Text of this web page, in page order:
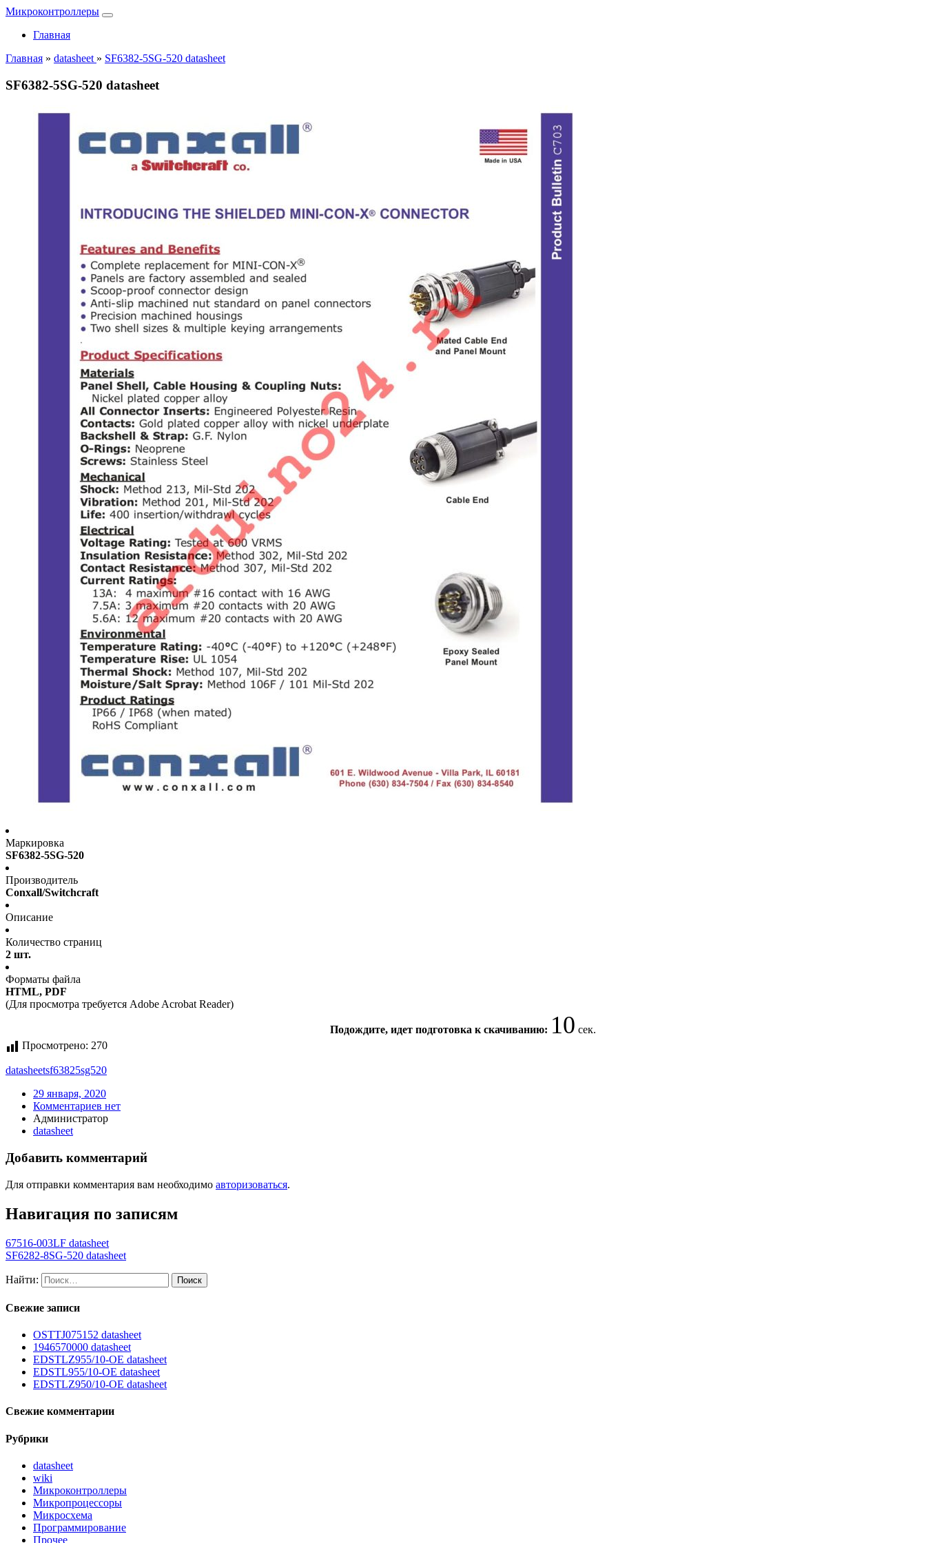
Микроконтроллеры
Главная
Главная » datasheet » SF6382-5SG-520 datasheet
SF6382-5SG-520 datasheet
Маркировка
SF6382-5SG-520
Производитель
Conxall/Switchcraft
Описание
Количество страниц
2 шт.
Форматы файла
HTML, PDF
(Для просмотра требуется Adobe Acrobat Reader)
Подождите, идет подготовка к скачиванию: 10 сек.
Просмотрено: 270
datasheetsf63825sg520
29 января, 2020
Комментариев нет
Администратор
datasheet
Добавить комментарий
Для отправки комментария вам необходимо авторизоваться.
Навигация по записям
67516-003LF datasheet
SF6282-8SG-520 datasheet
Найти:
Свежие записи
OSTTJ075152 datasheet
1946570000 datasheet
EDSTLZ955/10-OE datasheet
EDSTL955/10-OE datasheet
EDSTLZ950/10-OE datasheet
Свежие комментарии
Рубрики
datasheet
wiki
Микроконтроллеры
Микропроцессоры
Микросхема
Программирование
Прочее